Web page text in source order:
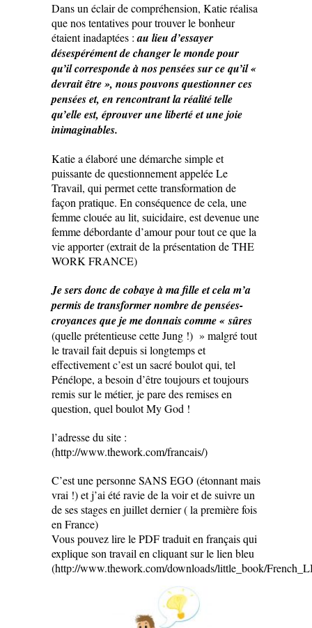
Dans un éclair de compréhension, Katie réalisa
que nos tentatives pour trouver le bonheur
étaient inadaptées :au lieu d’essayer
désespérément de changer le monde pour
qu’il corresponde à nos pensées sur ce qu’il «
devrait être », nous pouvons questionner ces
pensées et, en rencontrant la réalité telle
qu’elle est, éprouver une liberté et une joie
inimaginables.
Katie a élaboré une démarche simple et
puissante de questionnement appelée Le
Travail, qui permet cette transformation de
façon pratique. En conséquence de cela, une
femme clouée au lit, suicidaire, est devenue une
femme débordante d’amour pour tout ce que la
vie apporter (extrait de la présentation de THE
WORK FRANCE)
Je sers donc de cobaye à ma fille et cela m’a
permis de transformer nombre de pensées-
croyances que je me donnais comme « sûres
(quelle prétentieuse cette Jung !) » malgré tout
le travail fait depuis si longtemps et
effectivement c’est un sacré boulot qui, tel
Pénélope, a besoin d’être toujours et toujours
remis sur le métier, je pare des remises en
question, quel boulot My God !
l’adresse du site :
(http://www.thework.com/francais/)
C’est une personne SANS EGO (étonnant mais
vrai !) et j’ai été ravie de la voir et de suivre un
de ses stages en juillet dernier ( la première fois
en France)
Vous pouvez lire le PDF traduit en français qui
explique son travail en cliquant sur le lien bleu
(http://www.thework.com/downloads/little_book/